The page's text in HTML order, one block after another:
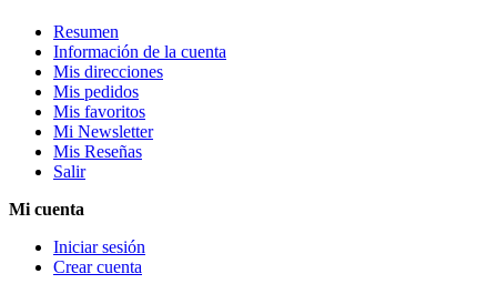
Resumen
Información de la cuenta
Mis direcciones
Mis pedidos
Mis favoritos
Mi Newsletter
Mis Reseñas
Salir
Mi cuenta
Iniciar sesión
Crear cuenta